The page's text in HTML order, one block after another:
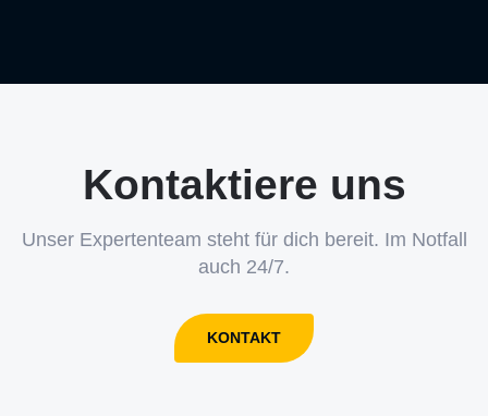
Kontaktiere uns
Unser Expertenteam steht für dich bereit. Im Notfall
auch 24/7.
KONTAKT